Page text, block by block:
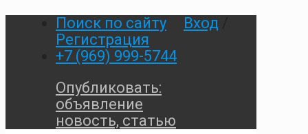
Поиск по сайту Вход
Регистрация
+7 (969) 999-5744
Опубликовать:
объявление
новость, статью